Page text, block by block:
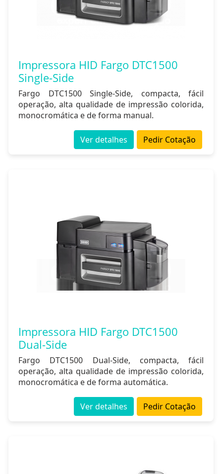
Impressora HID Fargo DTC1500
Single-Side
Fargo DTC1500 Single-Side, compacta, fácil
operação, alta qualidade de impressão colorida,
monocromática e de forma manual.
Pedir Cotação
Ver detalhes
Impressora HID Fargo DTC1500
Dual-Side
Fargo DTC1500 Dual-Side, compacta, fácil
operação, alta qualidade de impressão colorida,
monocromática e de forma automática.
Pedir Cotação
Ver detalhes